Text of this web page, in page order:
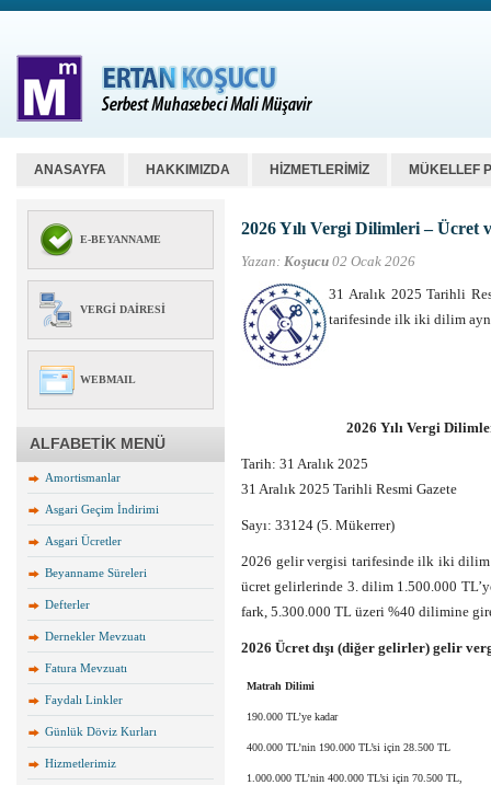
ANASAYFA HAKKIMIZDA HİZMETLERİMİZ MÜKELLEF
E-BEYANNAME
VERGI DAIRESI
WEBMAIL
ALFABETİK MENÜ
Amortismanlar
Asgari Geçim İndirimi
Asgari Ücretler
Beyanname Süreleri
Defterler
Dernekler Mevzuatı
Fatura Mevzuatı
Faydalı Linkler
Günlük Döviz Kurları
Hizmetlerimiz
2026 Yılı Vergi Dilimleri – Ücret
Yazan: Koşucu 02 Ocak 2026
31 Aralık 2025 Tarihli
tarifesinde ilk iki dilim
2026 Yılı Vergi
Tarih: 31 Aralık 2025
31 Aralık 2025 Tarihli Resmi Gazete
Sayı: 33124 (5. Mükerrer)
2026 gelir vergisi tarifesinde ilk iki dilim
ücret gelirlerinde 3. dilim 1.500.000
fark, 5.300.000 TL üzeri %40 dilimine
2026 Ücret dışı (diğer gelirler) gelir
Matrah Dilimi
190.000 TL’ye kadar
400.000 TL’nin 190.000 TL’si için 28.500 TL
1.000.000 TL’nin 400.000 TL’si için 70.500 TL,